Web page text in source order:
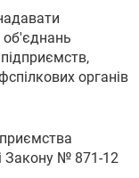
об'єднань
органів
Закону № 871-12